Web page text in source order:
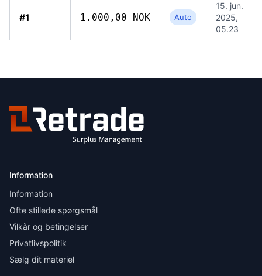
#1 1.000,00 NOK Auto
15. jun.
2025,
05.23
Information
Information
Ofte stillede spørgsmål
Vilkår og betingelser
Privatlivspolitik
Sælg dit materiel